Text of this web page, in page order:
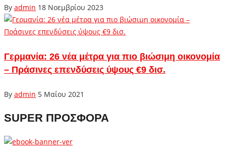
By admin 18 Νοεμβρίου 2023
Γερμανία: 26 νέα μέτρα για πιο βιώσιμη οικονομία
– Πράσινες επενδύσεις ύψους €9 δισ.
By admin 5 Μαΐου 2021
SUPER ΠΡΟΣΦΟΡΑ